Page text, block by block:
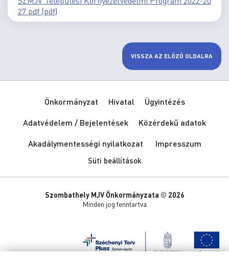
27.pdf (pdf)
VISSZA AZ ELŐZŐ OLDALRA
Önkormányzat Hivatal
Ügyintézés
Adatvédelem / Bejelentések
Közérdekű adatok
Akadálymentességi nyilatkozat
Impresszum
Süti beállítások
Szombathely MJV Önkormányzata © 2026
Minden jog fenntartva